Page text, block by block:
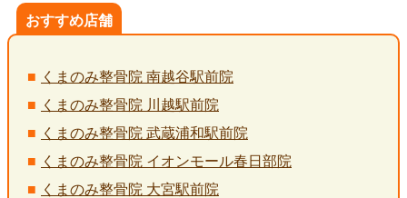
おすすめ店舗
くまのみ整骨院 南越谷駅前院
くまのみ整骨院 川越駅前院
くまのみ整骨院 武蔵浦和駅前院
くまのみ整骨院 イオンモール春日部院
くまのみ整骨院 大宮駅前院